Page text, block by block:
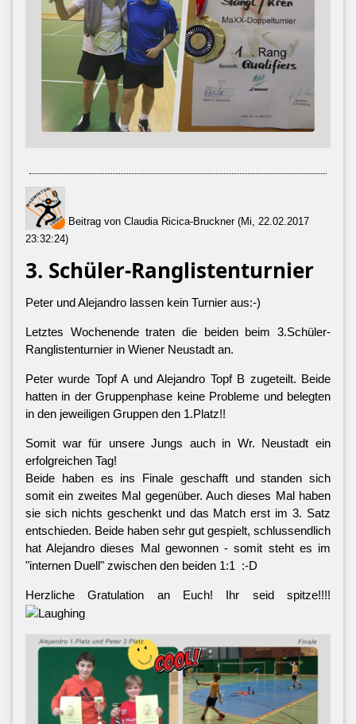
Beitrag von Claudia Ricica-Bruckner (Mi, 22.02.2017
23:32:24)
3. Schüler-Ranglistenturnier
Peter und Alejandro lassen kein Turnier aus:-)
Letztes Wochenende traten die beiden beim 3.Schüler-
Ranglistenturnier in Wiener Neustadt an.
Peter wurde Topf A und Alejandro Topf B zugeteilt. Beide
hatten in der Gruppenphase keine Probleme und belegten
in den jeweiligen Gruppen den 1.Platz!!
Somit war für unsere Jungs auch in Wr. Neustadt ein
erfolgreichen Tag!
Beide haben es ins Finale geschafft und standen sich
somit ein zweites Mal gegenüber. Auch dieses Mal haben
sie sich nichts geschenkt und das Match erst im 3. Satz
entschieden. Beide haben sehr gut gespielt, schlussendlich
hat Alejandro dieses Mal gewonnen - somit steht es im
"internen Duell" zwischen den beiden 1:1 :-D
Herzliche Gratulation an Euch! Ihr seid spitze!!!!